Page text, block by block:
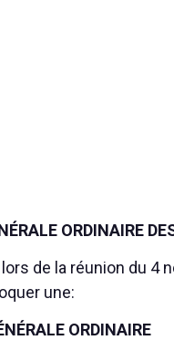
ORDINAIRE
de la réunion du
une:
ORDINAIRE